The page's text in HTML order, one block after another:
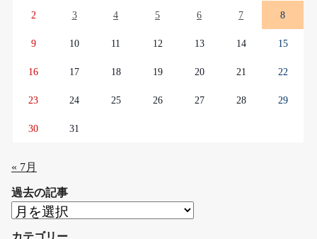
2 3 4 5 6 7 8
9 10 11 12 13 14 15
16 17 18 19 20 21 22
23 24 25 26 27 28 29
30 31
« 7月
過去の記事
過
カテゴリー